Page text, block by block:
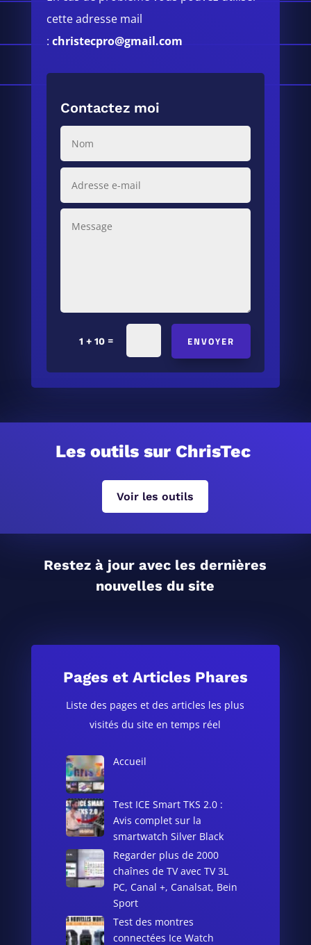
cette adresse mail
:christecpro@gmail.com
Contactez moi
1 + 10= ENVOYER
Les outils sur ChrisTec
Voir les outils
Restez à jour avec les dernières
nouvelles du site
Pages et Articles Phares
Liste des pages et des articles les plus
visités du site en temps réel
Accueil
Test ICE Smart TKS 2.0 :
Avis complet sur la
smartwatch Silver Black
Regarder plus de 2000
chaînes de TV avec TV 3L
PC, Canal +, Canalsat, Bein
Sport
Test des montres
connectées Ice Watch